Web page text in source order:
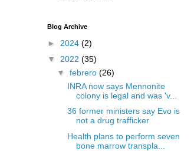
Blog Archive
► 2024 (2)
▼ 2022 (35)
▼febrero(26)
INRA now says Mennonite
colony is legal and was 'v...
36 former ministers say Evo is
not a drug trafficker
Health plans to perform seven
bone marrow transpla...